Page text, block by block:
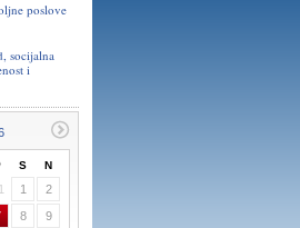
poslove
socijalna
i
S N
1
2
8
9